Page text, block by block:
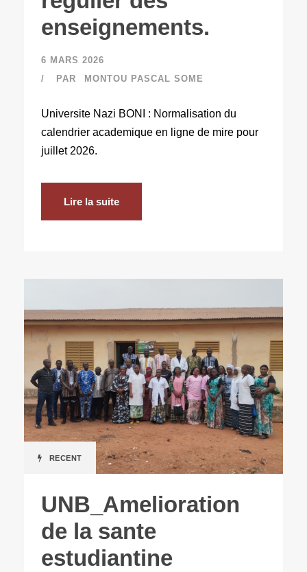
enseignements.
6 MARS 2026
PAR
MONTOU PASCAL SOME
Universite Nazi BONI : Normalisation du
calendrier academique en ligne de mire pour
juillet 2026.
Lire la suite
RECENT
UNB_Amelioration
de la sante
estudiantine